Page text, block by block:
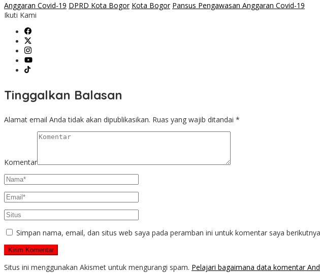
Anggaran Covid-19 DPRD Kota Bogor Kota Bogor Pansus Pengawasan Anggaran Covid-19
Ikuti Kami
Tinggalkan Balasan
Alamat email Anda tidak akan dipublikasikan. Ruas yang wajib ditandai *
Komentar
Simpan nama, email, dan situs web saya pada peramban ini untuk komentar saya
Situs ini menggunakan Akismet untuk mengurangi spam. Pelajari bagaimana data komentar